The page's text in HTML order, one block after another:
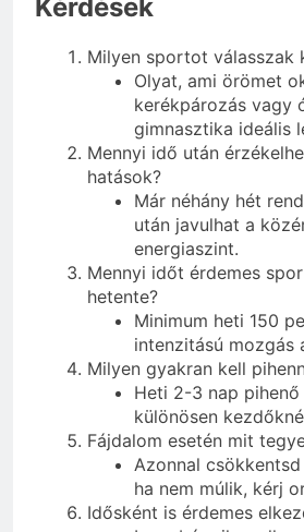
Kérdések
Milyen sportot válasszak
Olyat, ami örömet
kerékpározás vagy
gimnasztika ideális
Mennyi idő után
hatások?
Már néhány hét
után javulhat a
energiaszint.
Mennyi időt érdemes
hetente?
Minimum heti 150
intenzitású mozgás
Milyen gyakran kell
Heti 2-3 nap pihenő
különösen
Fájdalom esetén mit
Azonnal
ha nem múlik, kérj
Idősként is érdemes